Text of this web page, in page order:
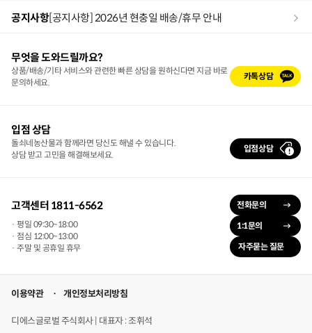
벨
벨
공지사항[공지사항] 2026년 현충일 배송/휴무 안내
무엇을 도와드릴까요?
상품/배송/기타 서비스와 관련한 빠른 상담을 원하신다면 지금 바로
문의하세요.
카톡상담
입점 상담
돌쇠네농산물과 함께라면 당신도 해낼 수 있습니다.
상담 받고 고민을 해결해보세요.
입점상담
고객센터 1811-6562
· 평일 09:30~18:00
· 점심 12:00~13:00
· 주말 및 공휴일 휴무
전화문의
1:1문의
자주묻는 질문
이용약관 개인정보처리방침
디에스글로벌 주식회사 | 대표자 : 조휘석